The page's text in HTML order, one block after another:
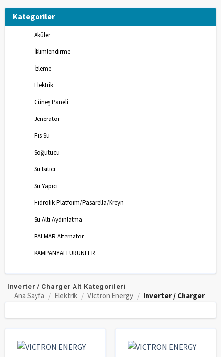
Kategoriler
Aküler
İklimlendirme
İzleme
Elektrik
Güneş Paneli
Jenerator
Pis Su
Soğutucu
Su Isıtıcı
Su Yapıcı
Hidrolik Platform/Pasarella/Kreyn
Su Altı Aydınlatma
BALMAR Alternatör
KAMPANYALI ÜRÜNLER
Inverter / Charger Alt Kategorileri
Ana Sayfa / Elektrik / VIctron Energy / Inverter / Charger